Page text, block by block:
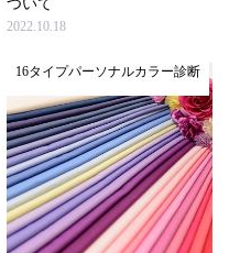
ついて
2022.10.18
16タイプパーソナルカラー診断